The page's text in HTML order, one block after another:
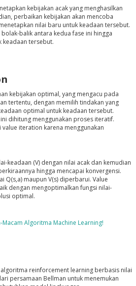
kebijakan acak yang menghasilkan
perbaikan kebijakan akan mencoba
nilai baru untuk keadaan tersebut.
balik antara kedua fase ini hingga
keadaan tersebut.
kebijakan optimal, yang mengacu pada
tertentu, dengan memilih tindakan yang
optimal untuk keadaan tersebut.
dihitung menggunakan proses iteratif.
iteration karena menggunakan
keadaan (V) dengan nilai acak dan kemudian
hingga mencapai konvergensi.
Q(s,a) maupun V(s) diperbarui. Value
dengan mengoptimalkan fungsi nilai-
optimal.
Macam Algoritma Machine Learning!
reinforcement learning berbasis nilai
persamaan Bellman untuk menemukan